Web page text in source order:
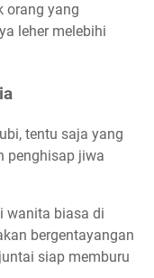
orang yang
leher melebihi
tentu saja yang
penghisap jiwa
wanita biasa di
bergentayangan
siap memburu